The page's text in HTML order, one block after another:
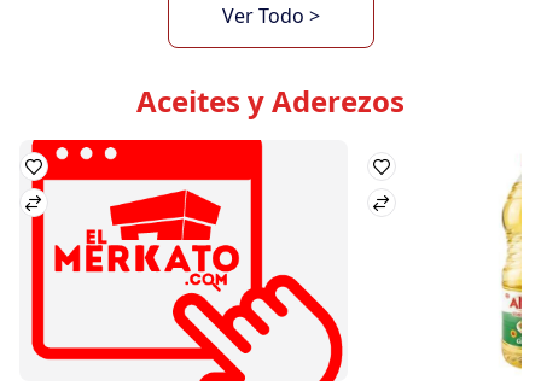
Ver Todo >
Aceites y Aderezos